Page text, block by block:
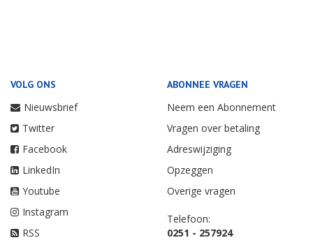
VOLG ONS
Nieuwsbrief
Twitter
Facebook
LinkedIn
Youtube
Instagram
RSS
ABONNEE VRAGEN
Neem een Abonnement
Vragen over betaling
Adreswijziging
Opzeggen
Overige vragen
Telefoon:
0251 - 257924